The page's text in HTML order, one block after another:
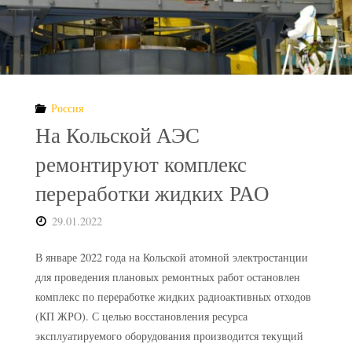
Россия
На Кольской АЭС
ремонтируют комплекс
переработки жидких РАО
29.01.2022
В январе 2022 года на Кольской атомной электростанции
для проведения плановых ремонтных работ остановлен
комплекс по переработке жидких радиоактивных отходов
(КП ЖРО). С целью восстановления ресурса
эксплуатируемого оборудования производится текущий